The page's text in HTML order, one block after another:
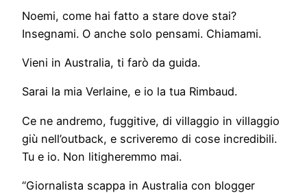
Noemi, come hai fatto a stare dove stai?
Insegnami. O anche solo pensami. Chiamami.
Vieni in Australia, ti farò da guida.
Sarai la mia Verlaine, e io la tua Rimbaud.
Ce ne andremo, fuggitive, di villaggio in villaggio
giù nell’outback, e scriveremo di cose incredibili.
Tu e io. Non litigheremmo mai.
“Giornalista scappa in Australia con blogger